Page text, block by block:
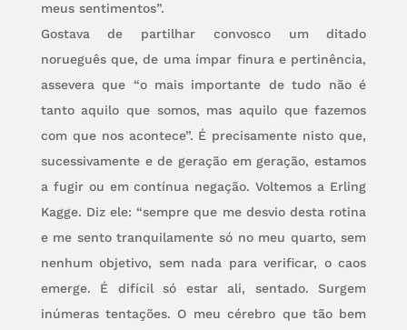
meus sentimentos”.
Gostava de partilhar convosco um ditado
norueguês que, de uma ímpar finura e pertinência,
assevera que “o mais importante de tudo não é
tanto aquilo que somos, mas aquilo que fazemos
com que nos acontece”. É precisamente nisto que,
sucessivamente e de geração em geração, estamos
a fugir ou em contínua negação. Voltemos a Erling
Kagge. Diz ele: “sempre que me desvio desta rotina
e me sento tranquilamente só no meu quarto, sem
nenhum objetivo, sem nada para verificar, o caos
emerge. É difícil só estar ali, sentado. Surgem
inúmeras tentações. O meu cérebro que tão bem